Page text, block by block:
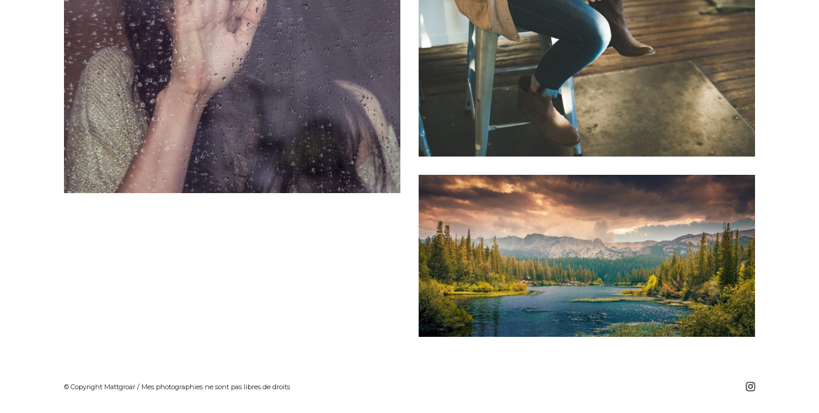
© Copyright Mattgroar / Mes photographies ne sont pas libres de droits
© Copyright Mattgroar / Mes photographies ne sont pas libres de droits